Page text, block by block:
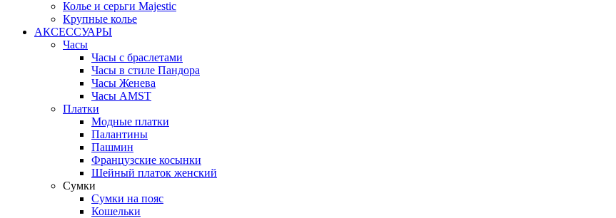
Колье и серьги Majestic
Крупные колье
АКСЕССУАРЫ
Часы
Часы с браслетами
Часы в стиле Пандора
Часы Женева
Часы AMST
Платки
Модные платки
Палантины
Пашмин
Французские косынки
Шейный платок женский
Сумки
Сумки на пояс
Кошельки